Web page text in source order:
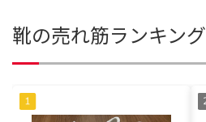
靴の売れ筋ランキング